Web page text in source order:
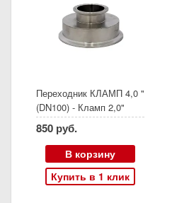
Переходник КЛАМП 4,0 "
(DN100) - Кламп 2,0"
(DN50)
850 руб.
В корзину
Купить в 1 клик